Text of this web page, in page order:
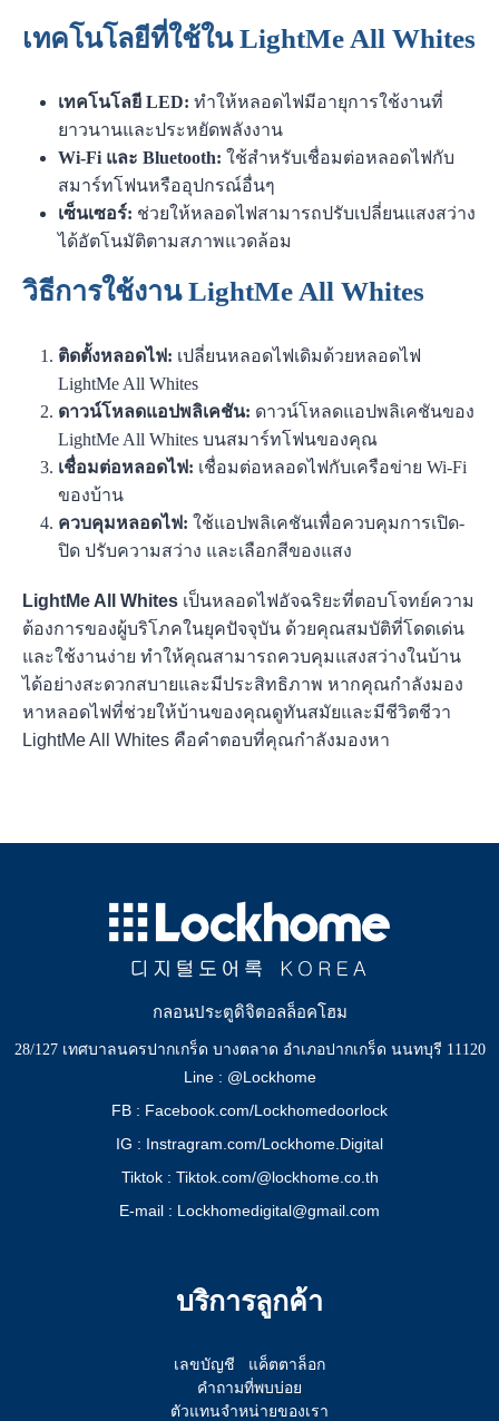
เทคโนโลยีที่ใช้ใน LightMe All Whites
เทคโนโลยี LED: ทำให้หลอดไฟมีอายุการใช้งานที่
ยาวนานและประหยัดพลังงาน
Wi-Fi และ Bluetooth: ใช้สำหรับเชื่อมต่อหลอดไฟกับ
สมาร์ทโฟนหรืออุปกรณ์อื่นๆ
เซ็นเซอร์: ช่วยให้หลอดไฟสามารถปรับเปลี่ยนแสงสว่าง
ได้อัตโนมัติตามสภาพแวดล้อม
วิธีการใช้งาน LightMe All Whites
ติดตั้งหลอดไฟ: เปลี่ยนหลอดไฟเดิมด้วยหลอดไฟ
LightMe All Whites
ดาวน์โหลดแอปพลิเคชัน: ดาวน์โหลดแอปพลิเคชันของ
LightMe All Whites บนสมาร์ทโฟนของคุณ
เชื่อมต่อหลอดไฟ: เชื่อมต่อหลอดไฟกับเครือข่าย Wi-Fi
ของบ้าน
ควบคุมหลอดไฟ: ใช้แอปพลิเคชันเพื่อควบคุมการเปิด-
ปิด ปรับความสว่าง และเลือกสีของแสง
LightMe All Whites เป็นหลอดไฟอัจฉริยะที่ตอบโจทย์ความ
ต้องการของผู้บริโภคในยุคปัจจุบัน ด้วยคุณสมบัติที่โดดเด่น
และใช้งานง่าย ทำให้คุณสามารถควบคุมแสงสว่างในบ้าน
ได้อย่างสะดวกสบายและมีประสิทธิภาพ หากคุณกำลังมอง
หาหลอดไฟที่ช่วยให้บ้านของคุณดูทันสมัยและมีชีวิตชีวา
LightMe All Whites คือคำตอบที่คุณกำลังมองหา
กลอนประตูดิจิตอลล็อคโฮม
28/127 เทศบาลนครปากเกร็ด บางตลาด อำเภอปากเกร็ด นนทบุรี 11120
Line : @Lockhome
FB : Facebook.com/Lockhomedoorlock
IG : Instragram.com/Lockhome.Digital
Tiktok : Tiktok.com/@lockhome.co.th
E-mail : Lockhomedigital@gmail.com
บริการลูกค้า
เลขบัญชี
แค็ตตาล็อก
คำถามที่พบบ่อย
ตัวแทนจำหน่ายของเรา